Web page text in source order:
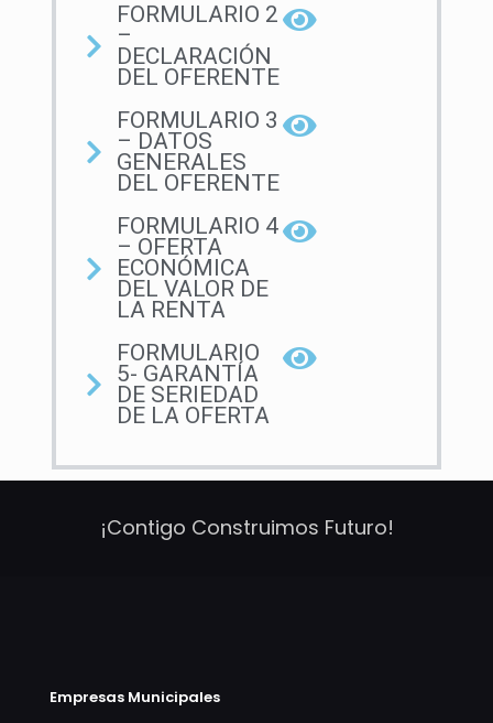
FORMULARIO 2
–
DECLARACIÓN
DEL OFERENTE
FORMULARIO 3
– DATOS
GENERALES
DEL OFERENTE
FORMULARIO 4
– OFERTA
ECONÓMICA
DEL VALOR DE
LA RENTA
FORMULARIO
5- GARANTÍA
DE SERIEDAD
DE LA OFERTA
¡Contigo Construimos Futuro!
Empresas Municipales